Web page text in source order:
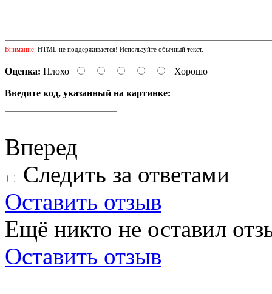
Внимание: HTML не поддерживается! Используйте обычный текст.
Оценка: Плохо Хорошо
Введите код, указанный на картинке:
Вперед
Следить за ответами
Оставить отзыв
Ещё никто не оставил
Оставить отзыв